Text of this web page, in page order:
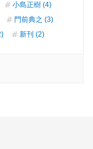
小島正樹 (4)
門前典之 (3)
新刊 (2)